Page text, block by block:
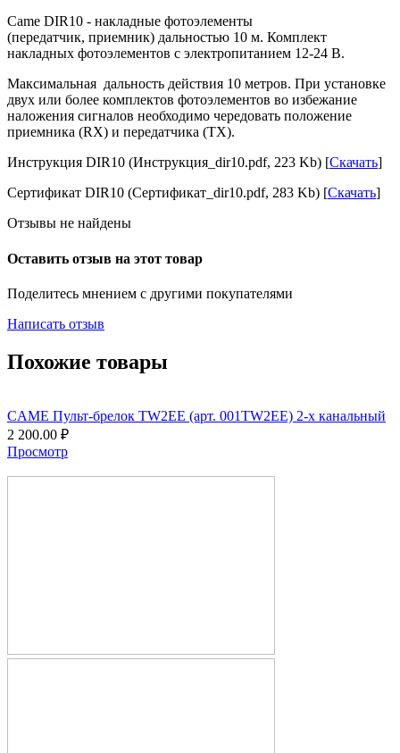
Came DIR10 - накладные фотоэлементы
(передатчик, приемник) дальностью 10 м. Комплект
накладных фотоэлементов с электропитанием 12-24 В.
Максимальная дальность действия 10 метров. При установке
двух или более комплектов фотоэлементов во избежание
наложения сигналов необходимо чередовать положение
приемника (RX) и передатчика (TX).
Инструкция DIR10 (Инструкция_dir10.pdf, 223 Kb) [Скачать]
Сертификат DIR10 (Сертификат_dir10.pdf, 283 Kb) [Скачать]
Отзывы не найдены
Оставить отзыв на этот товар
Поделитесь мнением с другими покупателями
Написать отзыв
Похожие товары
CAME Пульт-брелок TW2EE (арт. 001TW2EE) 2-х канальный
2 200.00 ₽
Просмотр